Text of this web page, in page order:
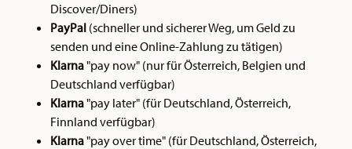
Discover/Diners)
PayPal (schneller und sicherer Weg, um Geld zu
senden und eine Online-Zahlung zu tätigen)
Klarna"pay now" (nur für Österreich, Belgien und
Deutschland verfügbar)
Klarna"pay later" (für Deutschland, Österreich,
Finnland verfügbar)
Klarna"pay over time" (für Deutschland, Österreich,